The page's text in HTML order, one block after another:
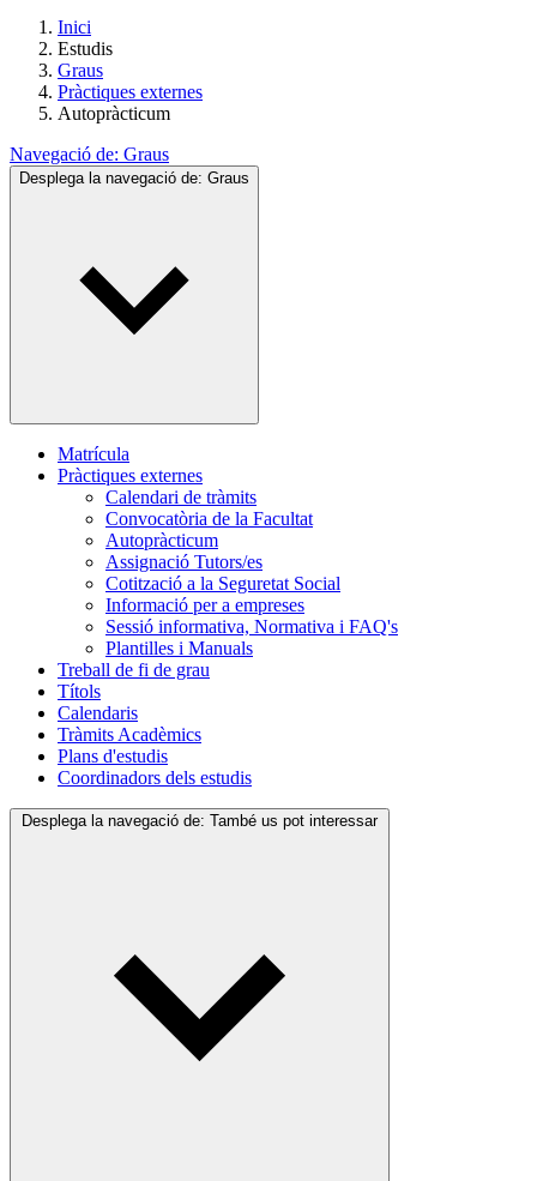
Inici
Estudis
Graus
Pràctiques externes
Autopràcticum
Navegació de: Graus
Desplega la navegació de: Graus
Matrícula
Pràctiques externes
Calendari de tràmits
Convocatòria de la Facultat
Autopràcticum
Assignació Tutors/es
Cotització a la Seguretat Social
Informació per a empreses
Sessió informativa, Normativa i FAQ's
Plantilles i Manuals
Treball de fi de grau
Títols
Calendaris
Tràmits Acadèmics
Plans d'estudis
Coordinadors dels estudis
Desplega la navegació de: També us pot interessar